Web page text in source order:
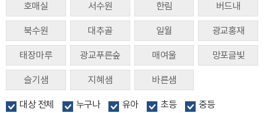
호매실 서수원 한림 버드내
북수원 대추골 일월 광교홍재
태장마루 광교푸른숲 매여울 망포글빛
슬기샘 지혜샘 바른샘
대상 전체 누구나 유아 초등
중등